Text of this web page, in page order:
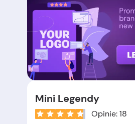
Mini Legendy
Opinie: 18